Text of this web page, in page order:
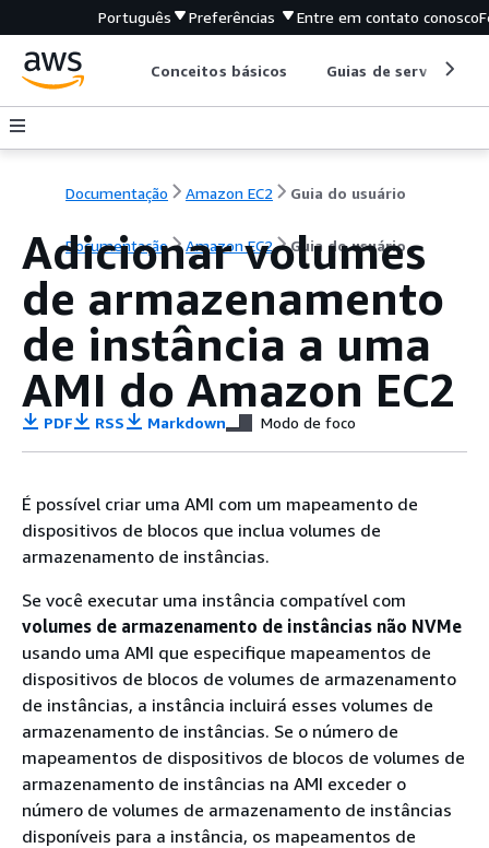
Português Preferências Entre em contato conosco
Conceitos básicos Guias de serviço
Documentação Amazon EC2 Guia do usuário
Documentação Amazon EC2 Guia do usuário
Adicionar volumes
de armazenamento
de instância a uma
AMI do Amazon EC2
PDF RSS Markdown Modo de foco
É possível criar uma AMI com um mapeamento de
dispositivos de blocos que inclua volumes de
armazenamento de instâncias.
Se você executar uma instância compatível com
volumes de armazenamento de instâncias não NVMe
usando uma AMI que especifique mapeamentos de
dispositivos de blocos de volumes de armazenamento
de instâncias, a instância incluirá esses volumes de
armazenamento de instâncias. Se o número de
mapeamentos de dispositivos de blocos de volumes de
armazenamento de instâncias na AMI exceder o
número de volumes de armazenamento de instâncias
disponíveis para a instância, os mapeamentos de